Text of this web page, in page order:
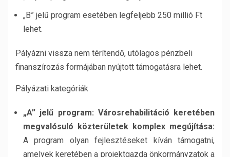
„B” jelű program esetében legfeljebb 250 millió Ft
lehet.
Pályázni vissza nem térítendő, utólagos pénzbeli
finanszírozás formájában nyújtott támogatásra lehet.
Pályázati kategóriák
„A” jelű program: Városrehabilitáció keretében
megvalósuló közterületek komplex megújítása:
A program olyan fejlesztéseket kíván támogatni,
amelyek keretében a projektgazda önkormányzatok a